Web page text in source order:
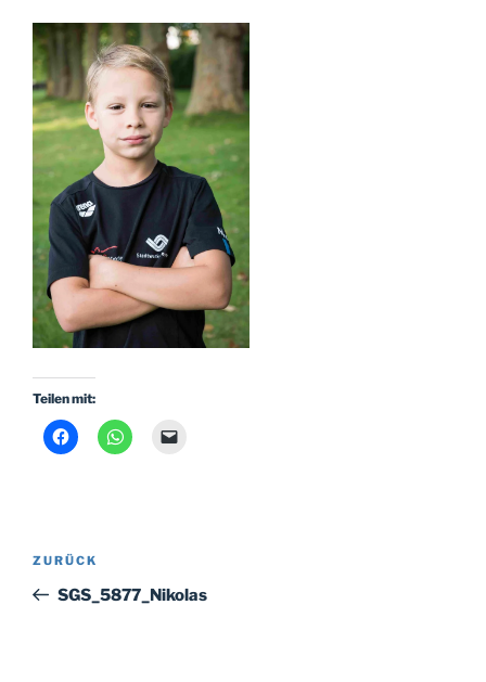
Teilen mit:
Beitragsnavigation
Vorheriger
Beitrag
ZURÜCK
SGS_5877_Nikolas